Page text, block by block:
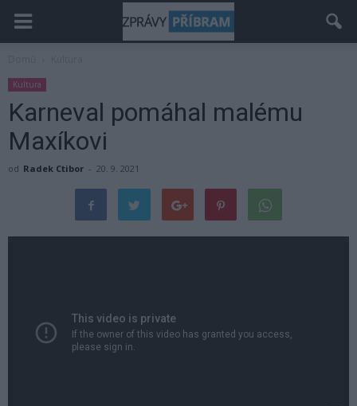
Kultura
Karneval pomáhal malému
Maxíkovi
od Radek Ctibor - 20. 9. 2021